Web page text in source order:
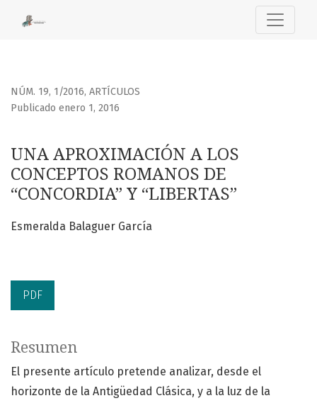
UNA APROXIMACIÓN A LOS CONCEPTOS ROMANOS DE
NÚM. 19, 1/2016, ARTÍCULOS
UNA APROXIMACIÓN A LOS
CONCEPTOS ROMANOS DE
“CONCORDIA” Y “LIBERTAS”
Publicado enero 1, 2016
Esmeralda Balaguer García
PDF
Resumen
El presente artículo pretende analizar, desde el
horizonte de la Antigüedad Clásica, y a la luz de la